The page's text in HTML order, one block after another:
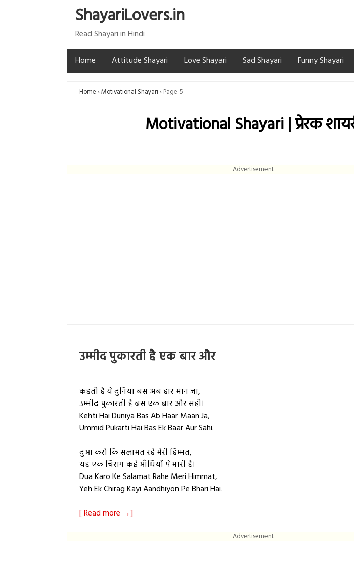
ShayariLovers.in
Read Shayari in Hindi
Home
Attitude Shayari Love Shayari Sad Shayari Funny Shayari
Home Motivational Shayari Page-5
Motivational Shayari | प्रेरक
Advertisement
उम्मीद पुकारती है एक बार और
कहती है ये दुनिया बस अब हार मान जा,
उम्मीद पुकारती है बस एक बार और सही।
Kehti Hai Duniya Bas Ab Haar Maan Ja,
Ummid Pukarti Hai Bas Ek Baar Aur Sahi.
दुआ करो कि सलामत रहे मेरी हिम्मत,
यह एक चिराग कई आँधियों पे भारी है।
Dua Karo Ke Salamat Rahe Meri Himmat,
Yeh Ek Chirag Kayi Aandhiyon Pe Bhari Hai.
[ Read more →]
Advertisement